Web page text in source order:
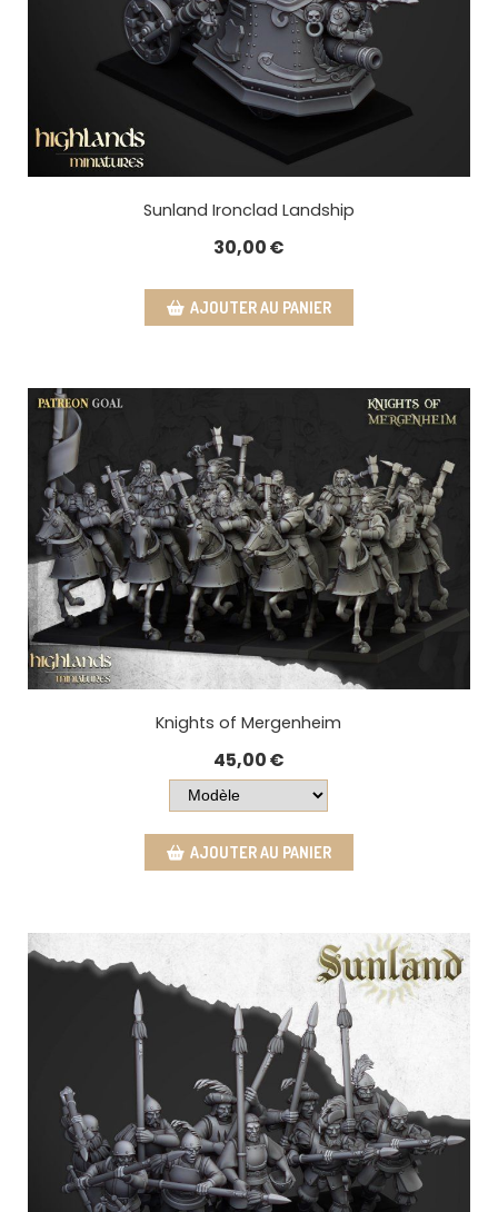
Sunland Ironclad Landship
30,00€
AJOUTER AU PANIER
Knights of Mergenheim
45,00€
AJOUTER AU PANIER